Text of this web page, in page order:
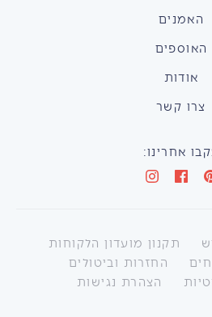
האמנים
האוספים
אודות
צרו קשר
אחרינו:
תקנון מועדון הלקוחות
החזרות וביטולים
הצהרת נגישות